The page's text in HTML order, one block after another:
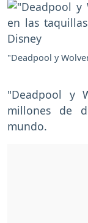
"Deadpool y
"Deadpool y
millones de
mundo.